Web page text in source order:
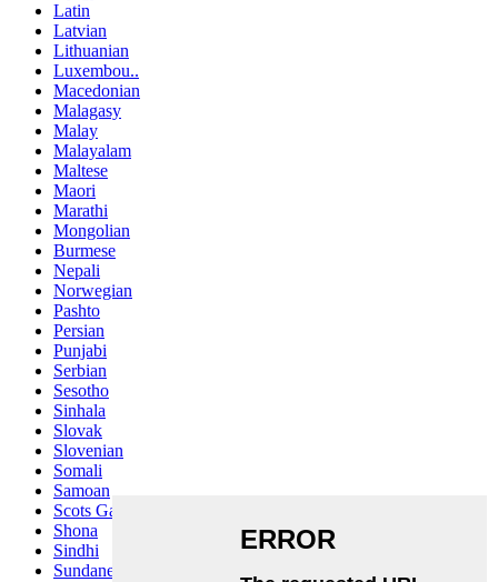
Latin
Latvian
Lithuanian
Luxembou..
Macedonian
Malagasy
Malay
Malayalam
Maltese
Maori
Marathi
Mongolian
Burmese
Nepali
Norwegian
Pashto
Persian
Punjabi
Serbian
Sesotho
Sinhala
Slovak
Slovenian
Somali
Samoan
Scots Gaelic
Shona
Sindhi
Sundanese